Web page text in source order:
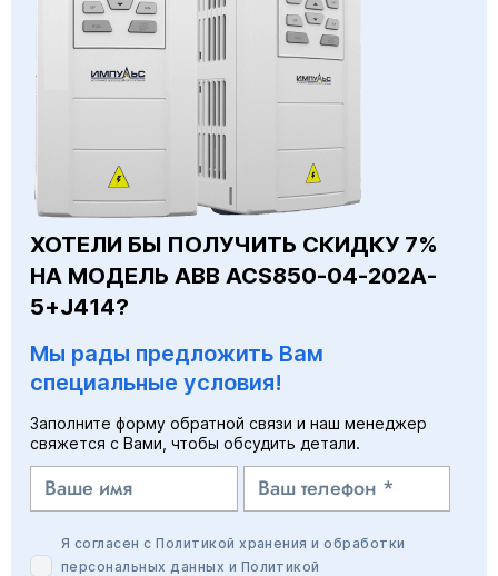
ХОТЕЛИ БЫ ПОЛУЧИТЬ СКИДКУ 7%
НА МОДЕЛЬ ABB ACS850-04-202A-
5+J414?
Мы рады предложить Вам
специальные условия!
Заполните форму обратной связи и наш менеджер
свяжется с Вами, чтобы обсудить детали.
Я согласен сПолитикой хранения и обработки
персональных данных и Политикой